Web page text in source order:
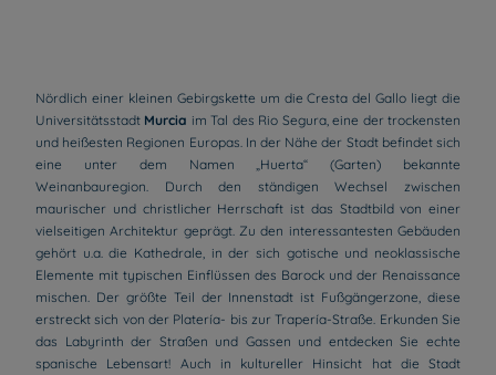
Nördlich einer kleinen Gebirgskette um die Cresta del Gallo liegt die
Universitätsstadt Murcia im Tal des Rio Segura, eine der trockensten
und heißesten Regionen Europas. In der Nähe der Stadt befindet sich
eine unter dem Namen „Huerta“ (Garten) bekannte
Weinanbauregion. Durch den ständigen Wechsel zwischen
maurischer und christlicher Herrschaft ist das Stadtbild von einer
vielseitigen Architektur geprägt. Zu den interessantesten Gebäuden
gehört u.a. die Kathedrale, in der sich gotische und neoklassische
Elemente mit typischen Einflüssen des Barock und der Renaissance
mischen. Der größte Teil der Innenstadt ist Fußgängerzone, diese
erstreckt sich von der Platería- bis zur Trapería-Straße. Erkunden Sie
das Labyrinth der Straßen und Gassen und entdecken Sie echte
spanische Lebensart! Auch in kultureller Hinsicht hat die Stadt